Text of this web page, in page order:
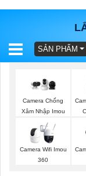
BÁO
TRỌN
GÓI
SẢN
SẢN PHẨM
Camera Chống
Xâm Nhập Imou
Camera Wifi Imou
360